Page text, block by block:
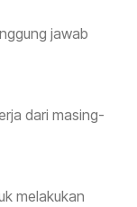
jawab
dari masing-
melakukan